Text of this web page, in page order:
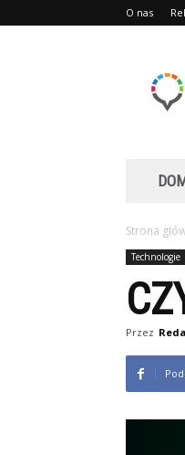
O nas
Strona
Technologie
Przez